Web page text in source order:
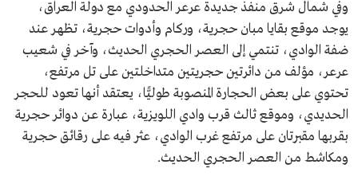
وفي شمال شرق منفذ جديدة عرعر الحدودي مع دولة العراق،
يوجد موقع بقايا مبان حجرية، وركام وأدوات حجرية، تظهر عند
ضفة الوادي، تنتمي إلى العصر الحجري الحديث، وآخر في شعيب
عرعر، مؤلف من دائرتين حجريتين متداخلتين على تل مرتفع،
تحتوي على بعض الحجارة المنصوبة طوليًّا، يعتقد أنها تعود للحجر
الحديدي، وموقع ثالث قرب وادي اللويزية، عبارة عن دوائر حجرية
بقربها مقبرتان على مرتفع غرب الوادي، عثر فيه على رقائق حجرية
ومكاشط من العصر الحجري الحديث.